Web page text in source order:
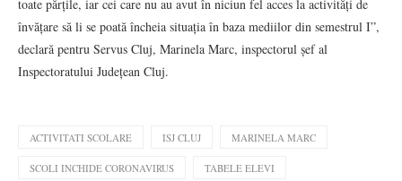
toate părțile, iar cei care nu au avut în niciun fel acces la activități de
învățare să li se poată încheia situația în baza mediilor din semestrul I”,
declară pentru Servus Cluj, Marinela Marc, inspectorul șef al
Inspectoratului Județean Cluj.
ACTIVITATI SCOLARE ISJ CLUJ MARINELA MARC
SCOLI INCHIDE CORONAVIRUS TABELE ELEVI